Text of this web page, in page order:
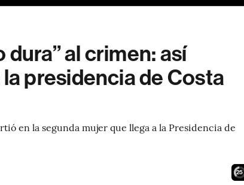
dura” al crimen: así
presidencia de Costa
en la segunda mujer que llega a la Presidencia de
24